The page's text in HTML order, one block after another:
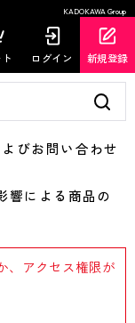
KADOKAWA Group
ログイン 新規登録
びお問い合わせ
による商品の
、アクセス権限が